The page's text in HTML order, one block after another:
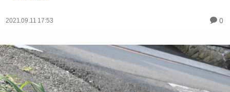
2021.09.11 17:53 0